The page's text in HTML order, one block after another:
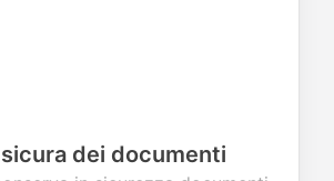
dei documenti